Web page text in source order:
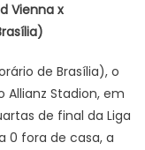
Vienna x
de Brasília), o
Allianz Stadion, em
de final da Liga
0 fora de casa, a